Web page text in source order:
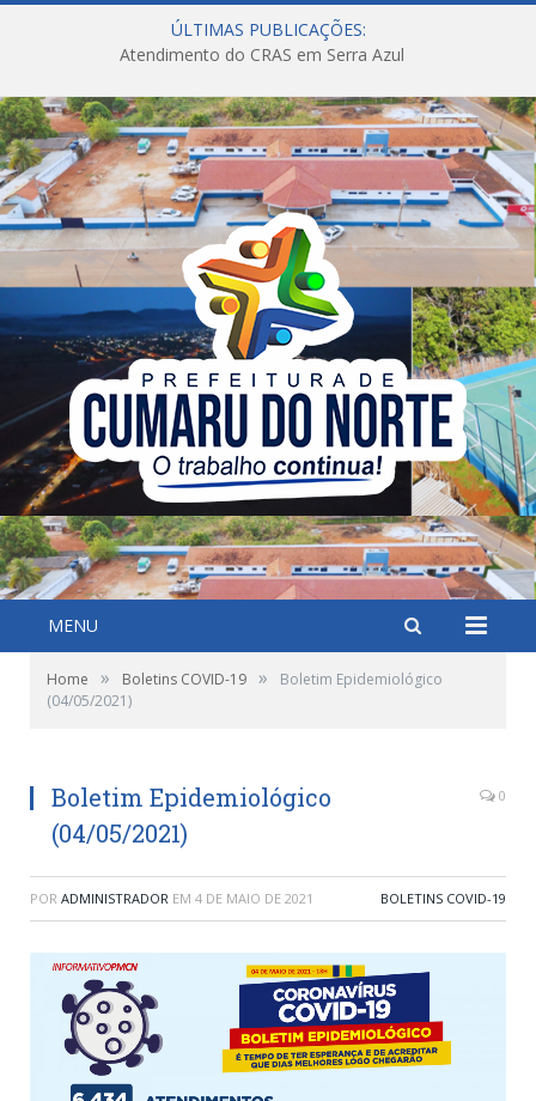
ÚLTIMAS PUBLICAÇÕES:
Atendimento do CRAS em Serra Azul
MENU
Home » Boletins COVID-19 »
Boletim Epidemiológico
(04/05/2021)
Boletim Epidemiológico
(04/05/2021)
0
POR ADMINISTRADOR EM 4 DE MAIO DE 2021 BOLETINS COVID-19